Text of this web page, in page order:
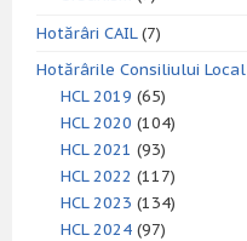
Hotărâri CAIL(7)
Hotărârile Consiliului Local
HCL 2019 (65)
HCL 2020 (104)
HCL 2021 (93)
HCL 2022 (117)
HCL 2023 (134)
HCL 2024 (97)